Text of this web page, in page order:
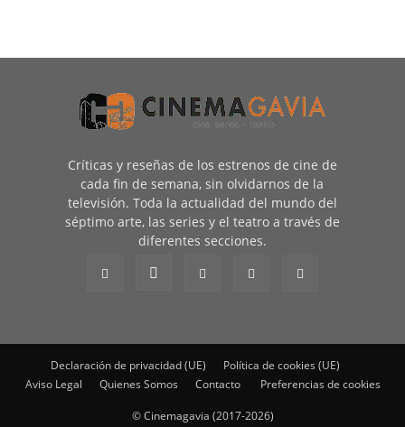
Críticas y reseñas de los estrenos de cine de
cada fin de semana, sin olvidarnos de la
televisión. Toda la actualidad del mundo del
séptimo arte, las series y el teatro a través de
diferentes secciones.
Declaración de privacidad (UE)
Política de cookies (UE)
Aviso Legal
Quienes Somos Contacto Preferencias de cookies
© Cinemagavia (2017-2026)